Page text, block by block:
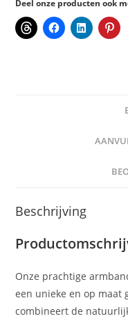
Deel onze producten ook
Beschrijving
Onze prachtige
een unieke en op maat
combineert de